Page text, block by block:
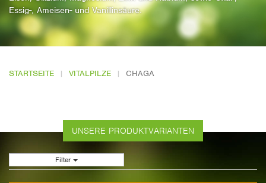
Essig-, Ameisen- und Vanillinsäure.
STARTSEITE VITALPILZE CHAGA
UNSERE PRODUKTVARIANTEN
Filter